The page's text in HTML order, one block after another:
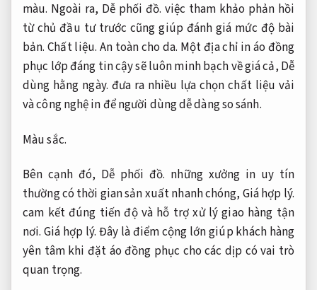
màu. Ngoài ra, Dễ phối đồ. việc tham khảo phản hồi
từ chủ đầu tư trước cũng giúp đánh giá mức độ bài
bản.Chất liệu. An toàn cho da. Một địa chỉ in áo đồng
phục lớp đáng tin cậy sẽ luôn minh bạch về giá cả, Dễ
dùng hằng ngày. đưa ra nhiều lựa chọn chất liệu vải
và công nghệ in để người dùng dễ dàng so sánh.
Màu sắc.
Bên cạnh đó, Dễ phối đồ. những xưởng in uy tín
thường có thời gian sản xuất nhanh chóng, Giá hợp lý.
cam kết đúng tiến độ và hỗ trợ xử lý giao hàng tận
nơi.Giá hợp lý. Đây là điểm cộng lớn giúp khách hàng
yên tâm khi đặt áo đồng phục cho các dịp có vai trò
quan trọng.